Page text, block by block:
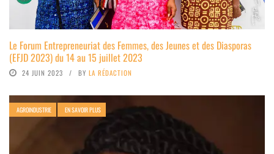
Le Forum Entrepreneuriat des Femmes, des Jeunes et des Diasporas
(EFJD 2023) du 14 au 15 juillet 2023
24 JUIN 2023 BY LA RÉDACTION
AGROINDUSTRIE EN SAVOIR PLUS